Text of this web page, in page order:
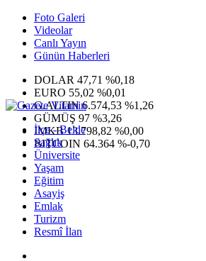
Foto Galeri
Videolar
Canlı Yayın
Günün Haberleri
DOLAR 47,71 %0,18
EURO 55,02 %0,01
G.ALTIN6.574,53 %1,26
GÜMÜŞ 97 %3,26
IMKB13.798,82 %0,00
BITCOIN 64.364 %-0,70
İlçe - Belde
Sağlık
Üniversite
Yaşam
Eğitim
Asayiş
Emlak
Turizm
Resmî İlan